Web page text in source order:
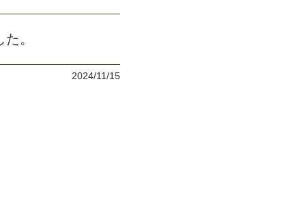
。
2024/11/15